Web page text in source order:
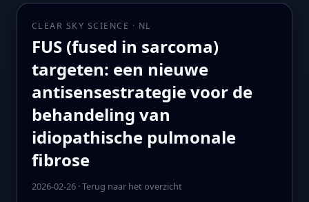
CLEAR SKY SCIENCE · NL
FUS (fused in sarcoma)
targeten: een nieuwe
antisensestrategie voor de
behandeling van
idiopathische pulmonale
fibrose
2026-02-26·Terug naar het overzicht